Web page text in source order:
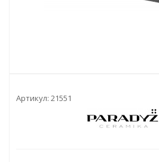
Артикул: 21551